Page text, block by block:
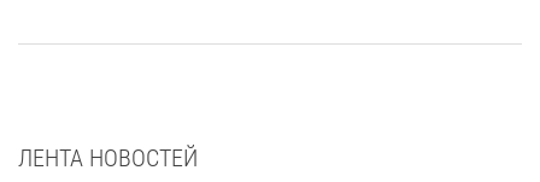
ЛЕНТА НОВОСТЕЙ